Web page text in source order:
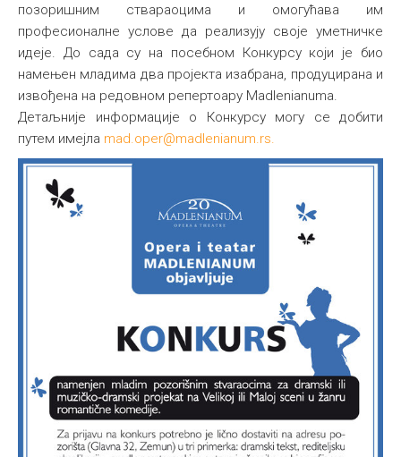
позоришним ствараоцима и омогућава им
професионалне услове да реализују своје уметничке
идеје. До сада су на посебном Конкурсу који је био
намењен младима два пројекта изабрана, продуцирана и
извођена на редовном репертоару Madlenianuma.
Детаљније информације о Конкурсу могу се добити
путем имејла mad.oper@madlenianum.rs.